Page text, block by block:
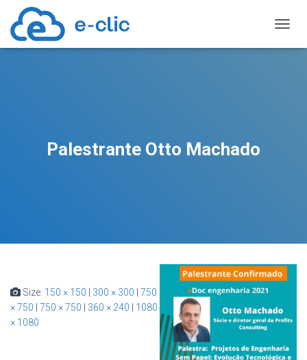
Palestrante Otto Machado
Size: 150 × 150 300 × 300
750
× 750
750 × 750 360 × 240
1080
× 1080